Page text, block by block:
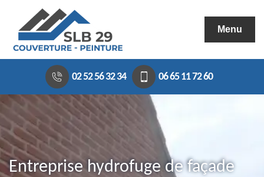
Menu
02 52 56 32 34 06 65 11 72 60
Entreprise hydrofuge de façade